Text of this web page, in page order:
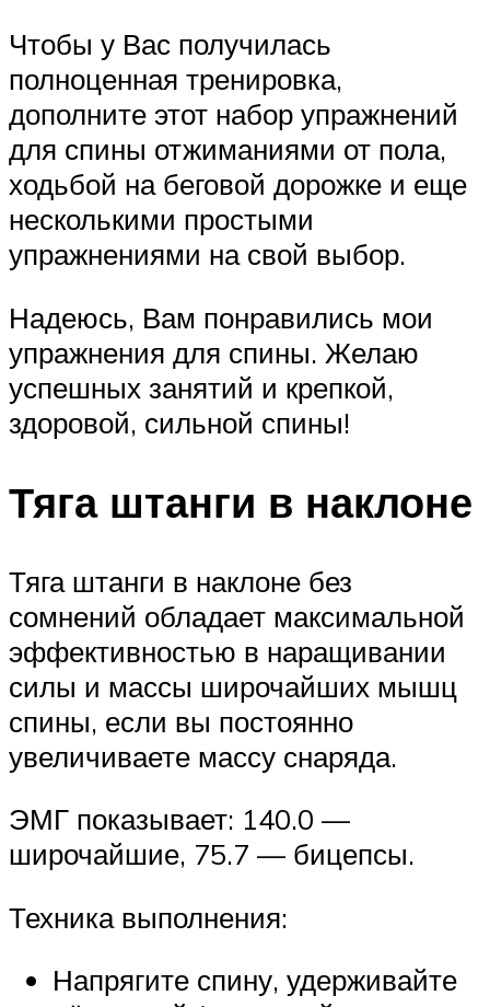
Чтобы у Вас получилась
полноценная тренировка,
дополните этот набор упражнений
для спины отжиманиями от пола,
ходьбой на беговой дорожке и еще
несколькими простыми
упражнениями на свой выбор.
Надеюсь, Вам понравились мои
упражнения для спины. Желаю
успешных занятий и крепкой,
здоровой, сильной спины!
Тяга штанги в наклоне
Тяга штанги в наклоне без
сомнений обладает максимальной
эффективностью в наращивании
силы и массы широчайших мышц
спины, если вы постоянно
увеличиваете массу снаряда.
ЭМГ показывает: 140.0 —
широчайшие, 75.7 — бицепсы.
Техника выполнения:
Напрягите спину, удерживайте